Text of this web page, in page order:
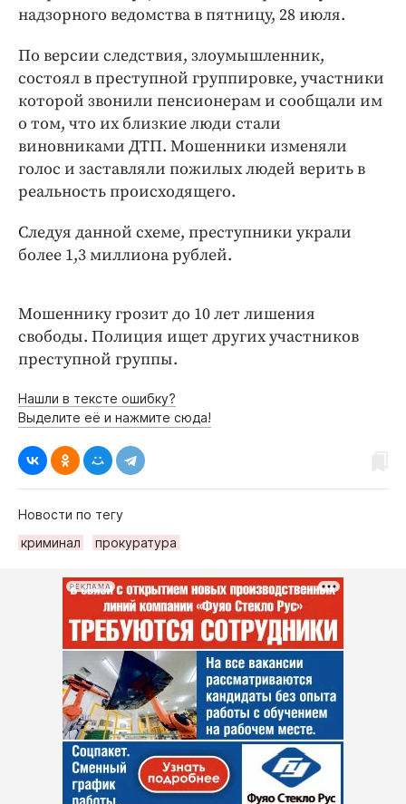
Интересное чтиво
Бренд года
Работодатель года
надзорного ведомства в пятницу, 28 июля.
По версии следствия, злоумышленник,
состоял в преступной группировке, участники
которой звонили пенсионерам и сообщали им
о том, что их близкие люди стали
виновниками ДТП. Мошенники изменяли
голос и заставляли пожилых людей верить в
реальность происходящего.
Следуя данной схеме, преступники украли
более 1,3 миллиона рублей.
Мошеннику грозит до 10 лет лишения
свободы. Полиция ищет других участников
преступной группы.
Нашли в тексте ошибку?
Выделите её и нажмите сюда!
Новости по тегу
криминал
прокуратура
РЕКЛАМА